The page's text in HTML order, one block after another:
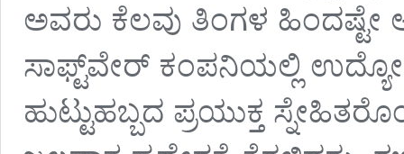
ಅವರು ಕೆಲವು ತಿಂಗಳ
ಸಾಫ್ಟ್‌ವೇರ್ ಕಂಪನಿಯಲ್ಲಿ
ಹುಟ್ಟುಹಬ್ಬದ ಪ್ರಯುಕ್ತ